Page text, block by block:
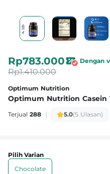
Optimum Nutrition
Optimum Nutrition Casein
Terjual 288 | 5.0(5 Ulasan)
Rp783.000 Dengan
Rp1.410.000
Pilih Varian
Chocolate